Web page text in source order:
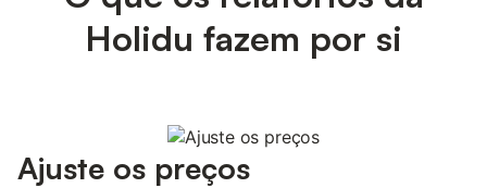
Holidu fazem por si
Ajuste os preços